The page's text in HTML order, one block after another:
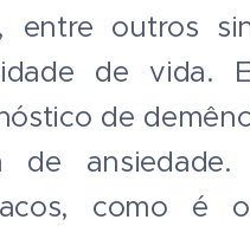
entre outros
de vida.
de
de ansiedade.
como é